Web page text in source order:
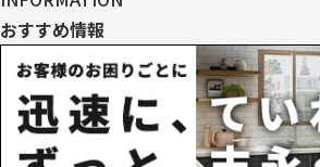
おすすめ情報